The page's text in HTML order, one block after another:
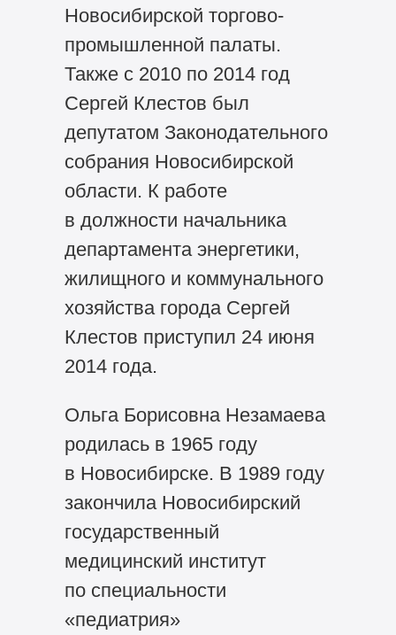
Новосибирской торгово-
промышленной палаты.
Также с 2010 по 2014 год
Сергей Клестов был
депутатом Законодательного
собрания Новосибирской
области. К работе
в должности начальника
департамента энергетики,
жилищного и коммунального
хозяйства города Сергей
Клестов приступил 24 июня
2014 года.
Ольга Борисовна Незамаева
родилась в 1965 году
в Новосибирске. В 1989 году
закончила Новосибирский
государственный
медицинский институт
по специальности
«педиатрия»